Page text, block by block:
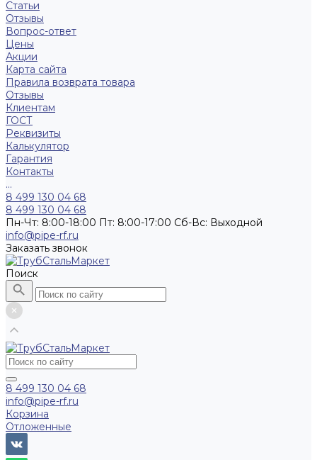
Статьи
Отзывы
Вопрос-ответ
Цены
Акции
Карта сайта
Правила возврата товара
Отзывы
Клиентам
ГОСТ
Реквизиты
Калькулятор
Гарантия
Контакты
...
8 499 130 04 68
8 499 130 04 68
Пн-Чт: 8:00-18:00 Пт: 8:00-17:00 Сб-Вс: Выходной
info@pipe-rf.ru
Заказать звонок
Поиск
8 499 130 04 68
info@pipe-rf.ru
Корзина
Отложенные